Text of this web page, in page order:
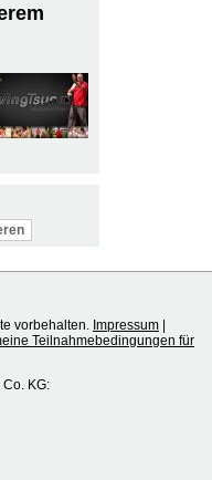
vorbehalten. Impressum |
Teilnahmebedingungen für
KG: